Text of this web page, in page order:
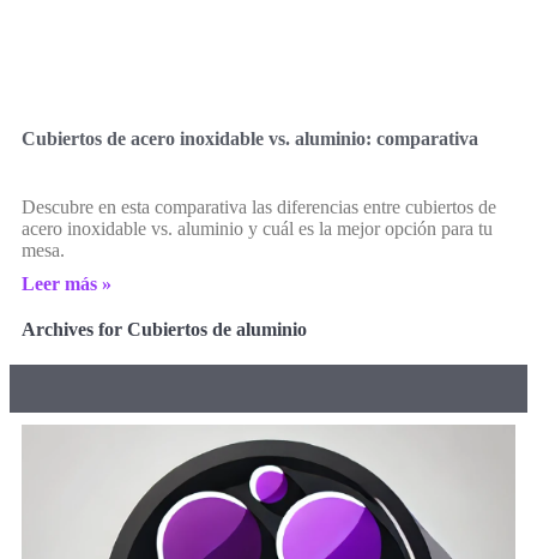
Cubiertos de acero inoxidable vs. aluminio: comparativa
Descubre en esta comparativa las diferencias entre cubiertos de
acero inoxidable vs. aluminio y cuál es la mejor opción para tu
mesa.
Leer más »
Archives for Cubiertos de aluminio